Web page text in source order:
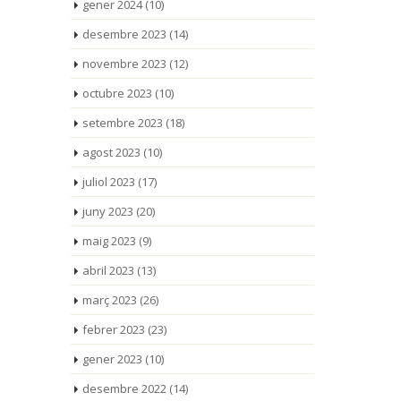
gener 2024(10)
desembre 2023 (14)
novembre 2023 (12)
octubre 2023 (10)
setembre 2023 (18)
agost 2023 (10)
juliol 2023 (17)
juny 2023 (20)
maig 2023 (9)
abril 2023 (13)
març 2023 (26)
febrer 2023 (23)
gener 2023 (10)
desembre 2022(14)